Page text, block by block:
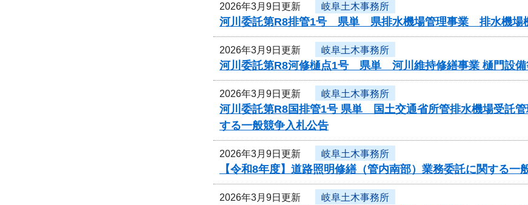
2026年3月9日更新 岐阜土木事務所
河川委託第R8排管1号 県単 県排水機場管理事業 排水機場
2026年3月9日更新 岐阜土木事務所
河川委託第R8河修樋点1号 県単 河川維持修繕事業 樋門設備
2026年3月9日更新 岐阜土木事務所
河川委託第R8国排管1号 県単 国土交通省所管排水機場受託
する一般競争入札公告
2026年3月9日更新 岐阜土木事務所
【令和8年度】道路照明修繕（管内南部）業務委託に関する一
2026年3月9日更新 岐阜土木事務所